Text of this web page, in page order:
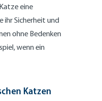
eine
ihr Sicherheit und
ohne Bedenken
wenn ein
Katzen